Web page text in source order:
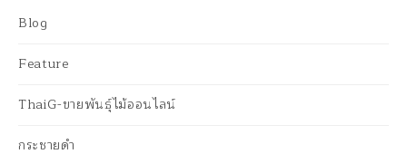
Blog
Feature
ThaiG-ขายพันธุ์ไม้ออนไลน์
กระชายดำ